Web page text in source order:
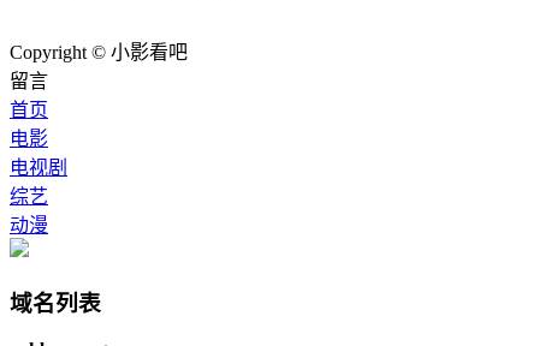
Copyright © 小影看吧
留言
首页
电影
电视剧
综艺
动漫
域名列表